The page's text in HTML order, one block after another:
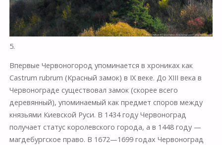
5.
Впервые Червоногород упоминается в хрониках как
Castrum rubrum (Красный замок) в IX веке. До XIII века в
Червонограде существовал замок (скорее всего
деревянный), упоминаемый как предмет споров между
князьями Киевской Руси. В 1434 году Червоноград
получает статус королевского города, а в 1448 году —
магдебургское право. В 1672—1699 годах Червоноград